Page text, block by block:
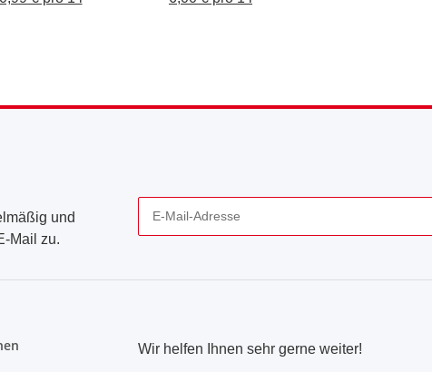
und
Mail zu.
Wir helfen Ihnen sehr gerne weiter!